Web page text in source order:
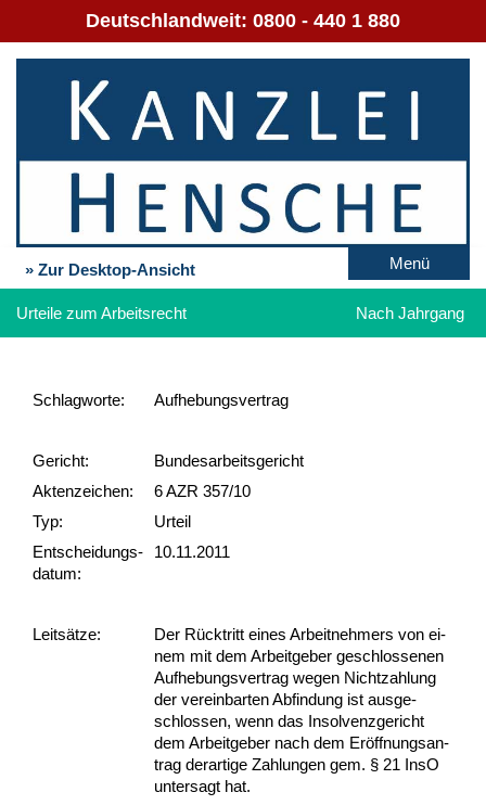
Deutschlandweit: 0800 - 440 1 880
» Zur Desktop-Ansicht Menü
Urteile zum Arbeitsrecht Nach Jahrgang
Schlag­worte: Aufhebungsvertrag
Gericht:
Bundesarbeitsgericht
Akten­zeichen:
6 AZR 357/10
Typ:
Urteil
Ent­scheid­ungs­
datum:
10.11.2011
Leit­sätze:
Der Rück­tritt ei­nes Ar­beit­neh­mers von ei­
nem mit dem Ar­beit­ge­ber ge­schlos­se­nen
Auf­he­bungs­ver­trag we­gen Nicht­zah­lung
der ver­ein­bar­ten Ab­fin­dung ist aus­ge­
schlos­sen, wenn das In­sol­venz­ge­richt
dem Ar­beit­ge­ber nach dem Eröff­nungs­an­
trag der­ar­ti­ge Zah­lun­gen gem. § 21 In­sO
un­ter­sagt hat.